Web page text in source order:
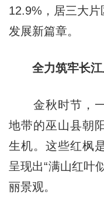
12.9%，居三大
发展新篇章。
全力筑牢长
金秋时节，一
地带的巫山县朝
生机。这些红枫
呈现出“满山红叶
丽景观。